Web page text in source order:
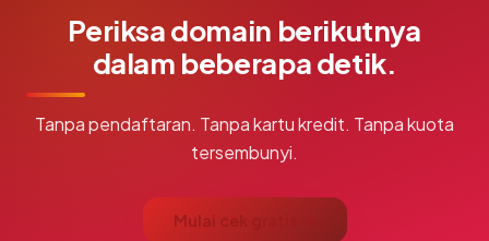
Periksa domain berikutnya
dalam beberapa detik.
Tanpa pendaftaran. Tanpa kartu kredit. Tanpa kuota
tersembunyi.
Mulai cek gratis →